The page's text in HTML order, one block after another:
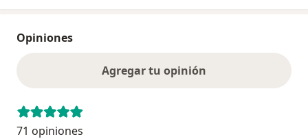
Opiniones
Agregar tu opinión
71 opiniones